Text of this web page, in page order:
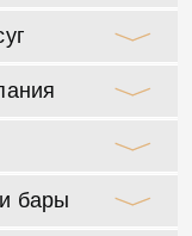
бары